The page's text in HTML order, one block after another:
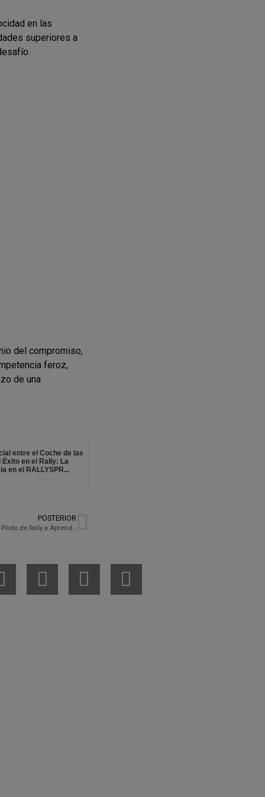
en las
superiores a
del compromiso,
feroz,
de una
entre el Coche de las
Éxito en el Rally: La
en el RALLYSPR...
POSTERIOR
Guillem Serna Explora su Lado Artístico: De Piloto de Rally a Aprendiz de Tatuador en Why Not Tattoo